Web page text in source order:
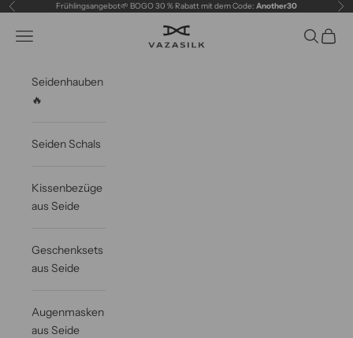
Zum Inhalt springen
Zurück Frühlingsangebot🌱 BOGO 30 % Rabatt mit dem Code: Another30 Vor
VAZASILK
Navigationsmenü öffnen Suche
Seidenhauben
🔥
Seiden Schals
Kissenbezüge
aus Seide
Geschenksets
aus Seide
Augenmasken
aus Seide